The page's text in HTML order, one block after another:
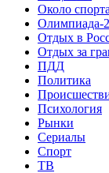
Около спорта
Олимпиада-
Отдых в
Отдых за
ПДД
Политика
Психология
Рынки
Сериалы
Спорт
ТВ